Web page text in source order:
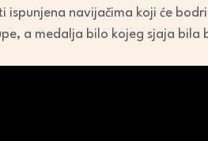
ispunjena navijačima koji će
a medalja bilo kojeg sjaja bila